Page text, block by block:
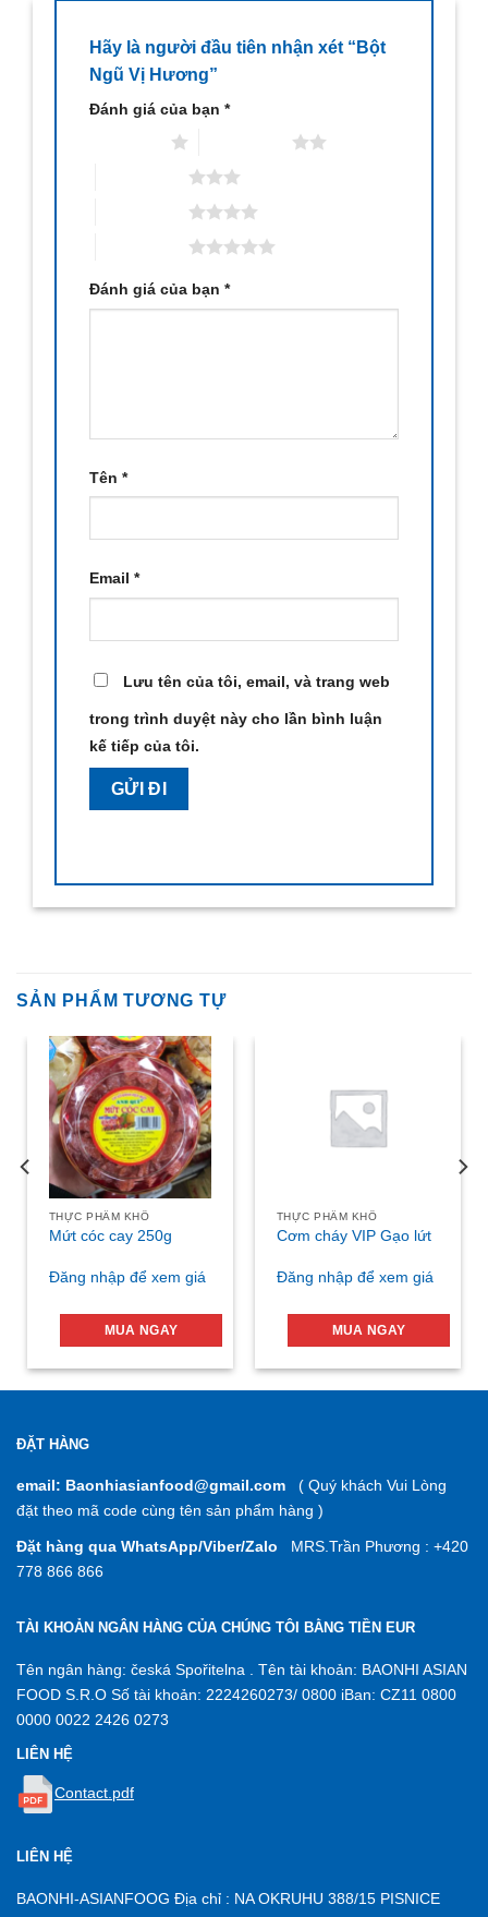
Hãy là người đầu tiên nhận xét “Bột
Ngũ Vị Hương”
Đánh giá của bạn *
Đánh giá của bạn *
Tên *
Email *
Lưu tên của tôi, email, và trang web
trong trình duyệt này cho lần bình luận
kế tiếp của tôi.
SẢN PHẨM TƯƠNG TỰ
THỰC PHẨM KHÔ
Mứt cóc cay 250g
Đăng nhập để xem giá
MUA NGAY
THỰC PHẨM KHÔ
Cơm cháy VIP Gạo lứt
Đăng nhập để xem giá
MUA NGAY
ĐẶT HÀNG
email: Baonhiasianfood@gmail.com ( Quý khách Vui Lòng
đặt theo mã code cùng tên sản phẩm hàng )
Đặt hàng qua WhatsApp/Viber/Zalo MRS.Trần Phương : +420
778 866 866
TÀI KHOẢN NGÂN HÀNG CỦA CHÚNG TÔI BẰNG TIỀN EUR
Tên ngân hàng: česká Spořitelna . Tên tài khoản: BAONHI ASIAN
FOOD S.R.O Số tài khoản: 2224260273/ 0800 iBan: CZ11 0800
0000 0022 2426 0273
LIÊN HỆ
Contact.pdf
LIÊN HỆ
BAONHI-ASIANFOOG Địa chỉ : NA OKRUHU 388/15 PISNICE